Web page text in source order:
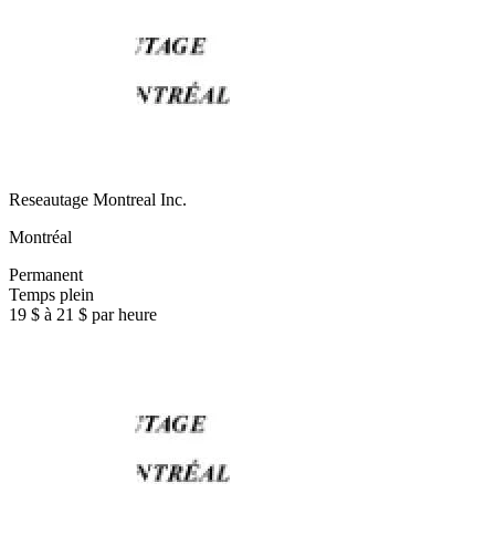
Reseautage Montreal Inc.
Montréal
Permanent
Temps plein
19 $ à 21 $ par heure